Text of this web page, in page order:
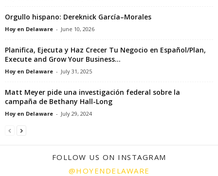
Orgullo hispano: Dereknick García–Morales
Hoy en Delaware - June 10, 2026
Planifica, Ejecuta y Haz Crecer Tu Negocio en Español/Plan,
Execute and Grow Your Business...
Hoy en Delaware - July 31, 2025
Matt Meyer pide una investigación federal sobre la
campaña de Bethany Hall-Long
Hoy en Delaware - July 29, 2024
FOLLOW US ON INSTAGRAM
@HOYENDELAWARE